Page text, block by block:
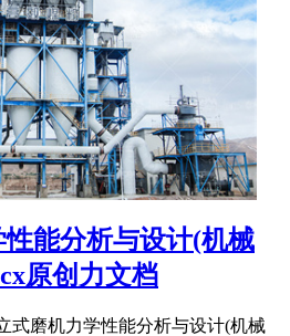
能分析与设计(机械
原创力文档
式磨机力学性能分析与设计(机械